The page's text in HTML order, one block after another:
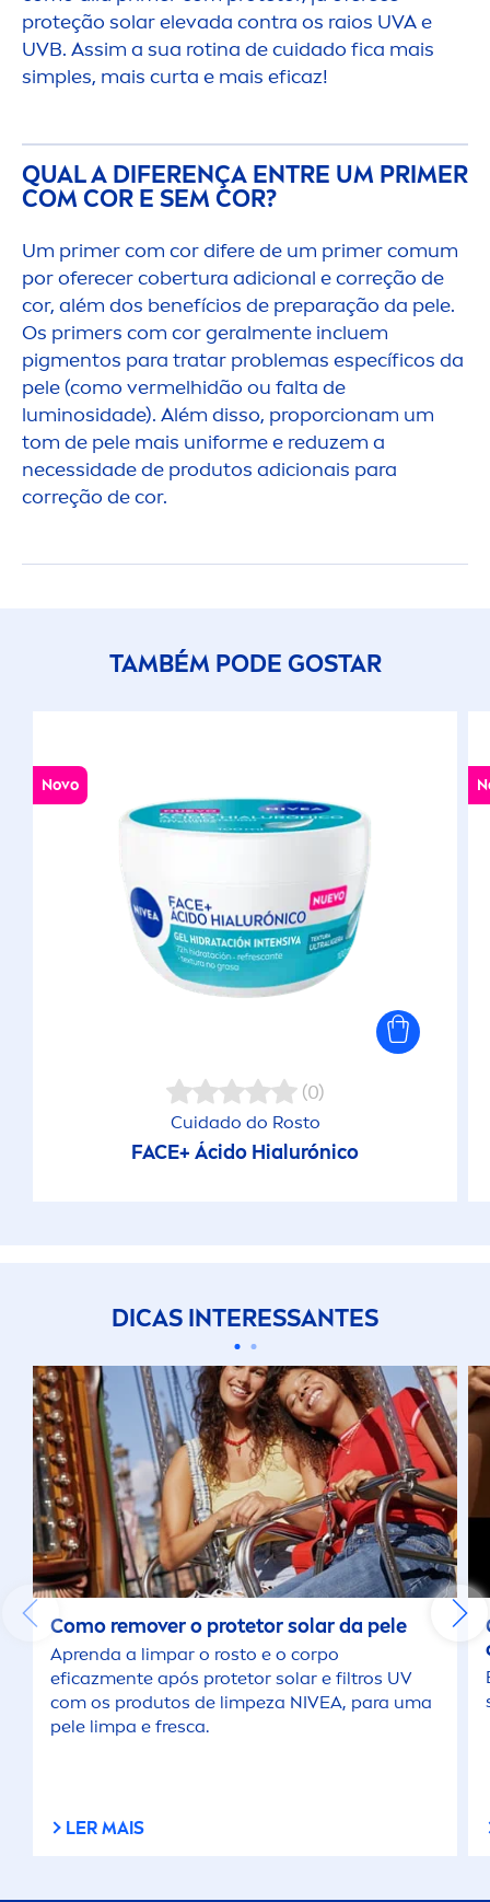
proteção solar elevada contra os raios UVA e
UVB. Assim a sua rotina de cuidado fica mais
simples, mais curta e mais eficaz!
QUAL A DIFERENÇA ENTRE UM PRIMER
COM COR E SEM COR?
Um primer com cor difere de um primer comum
por oferecer cobertura adicional e correção de
cor, além dos benefícios de preparação da pele.
Os primers com cor geralmente incluem
pigmentos para tratar problemas específicos da
pele (como vermelhidão ou falta de
luminosidade). Além disso, proporcionam um
tom de pele mais uniforme e reduzem a
necessidade de produtos adicionais para
correção de cor.
TAMBÉM PODE GOSTAR
Novo
(0)
Cuidado do Rosto
FACE+ Ácido Hialurónico
DICAS INTERESSANTES
Como remover o protetor solar da pele
Aprenda a limpar o rosto e o corpo
eficazmente após protetor solar e filtros UV
com os produtos de limpeza NIVEA, para uma
pele limpa e fresca.
LER MAIS